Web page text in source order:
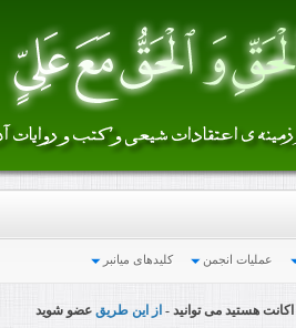
عملیات انجمن کلیدهای میانبر
هستید می توانید - از این طریقعضو شوید